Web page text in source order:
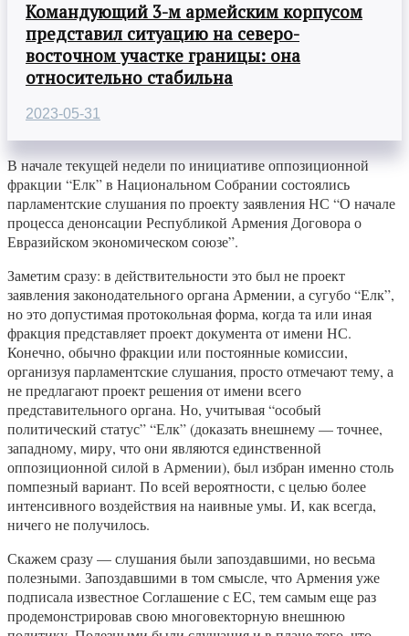
Командующий 3-м армейским корпусом
представил ситуацию на северо-
восточном участке границы: она
относительно стабильна
2023-05-31
В начале текущей недели по инициативе оппозиционной
фракции “Елк” в Национальном Собрании состоялись
парламентские слушания по проекту заявления НС “О начале
процесса денонсации Республикой Армения Договора о
Евразийском экономическом союзе”.
Заметим сразу: в действительности это был не проект
заявления законодательного органа Армении, а сугубо “Елк”,
но это допустимая протокольная форма, когда та или иная
фракция представляет проект документа от имени НС.
Конечно, обычно фракции или постоянные комиссии,
организуя парламентские слушания, просто отмечают тему, а
не предлагают проект решения от имени всего
представительного органа. Но, учитывая “особый
политический статус” “Елк” (доказать внешнему — точнее,
западному, миру, что они являются единственной
оппозиционной силой в Армении), был избран именно столь
помпезный вариант. По всей вероятности, с целью более
интенсивного воздействия на наивные умы. И, как всегда,
ничего не получилось.
Скажем сразу — слушания были запоздавшими, но весьма
полезными. Запоздавшими в том смысле, что Армения уже
подписала известное Соглашение с ЕС, тем самым еще раз
продемонстрировав свою многовекторную внешнюю